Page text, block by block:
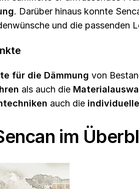
. Darüber hinaus konnte
und die passenden
für die Dämmung von
als auch die
auch die
im